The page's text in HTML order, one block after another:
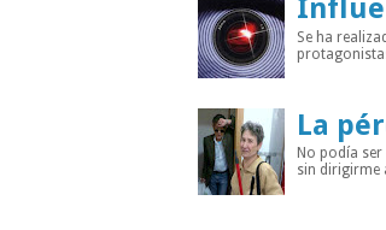
Se ha
La
No podía
sin dirigirme